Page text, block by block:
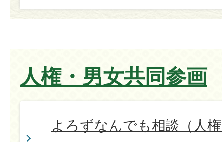
人権・男女共同参画
よろずなんでも相談（人